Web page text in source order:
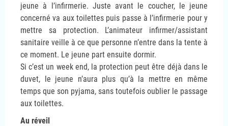
jeune à l’infirmerie. Juste avant le coucher, le jeune
concerné va aux toilettes puis passe à l’infirmerie pour y
mettre sa protection. L’animateur infirmer/assistant
sanitaire veille à ce que personne n’entre dans la tente à
ce moment. Le jeune part ensuite dormir.
Si c’est un week end, la protection peut être déjà dans le
duvet, le jeune n’aura plus qu’à la mettre en même
temps que son pyjama, sans toutefois oublier le passage
aux toilettes.
Au réveil